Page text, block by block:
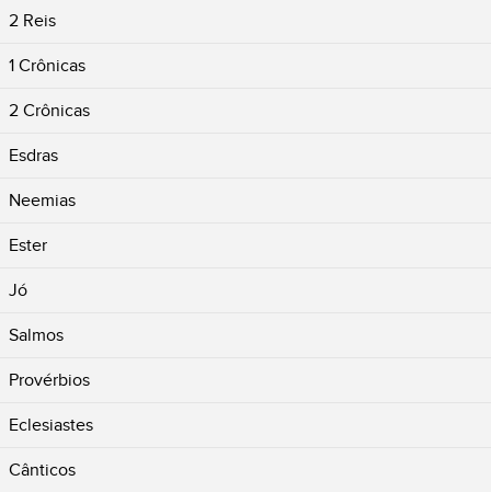
2 Reis
1 Crônicas
2 Crônicas
Esdras
Neemias
Ester
Jó
Salmos
Provérbios
Eclesiastes
Cânticos